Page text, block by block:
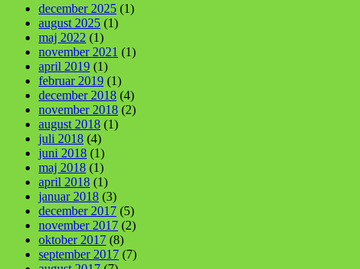
december 2025 (1)
august 2025 (1)
maj 2022 (1)
november 2021 (1)
april 2019 (1)
februar 2019 (1)
december 2018 (4)
november 2018 (2)
august 2018 (1)
juli 2018 (4)
juni 2018 (1)
maj 2018 (1)
april 2018 (1)
januar 2018 (3)
december 2017 (5)
november 2017 (2)
oktober 2017 (8)
september 2017 (7)